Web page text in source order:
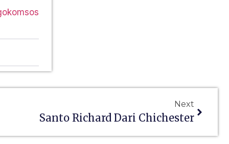
Next
Santo Richard Dari Chichester